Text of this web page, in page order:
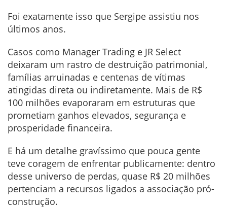
Foi exatamente isso que Sergipe assistiu nos
últimos anos.
Casos como Manager Trading e JR Select
deixaram um rastro de destruição patrimonial,
famílias arruinadas e centenas de vítimas
atingidas direta ou indiretamente. Mais de R$
100 milhões evaporaram em estruturas que
prometiam ganhos elevados, segurança e
prosperidade financeira.
E há um detalhe gravíssimo que pouca gente
teve coragem de enfrentar publicamente: dentro
desse universo de perdas, quase R$ 20 milhões
pertenciam a recursos ligados a associação pró-
construção.